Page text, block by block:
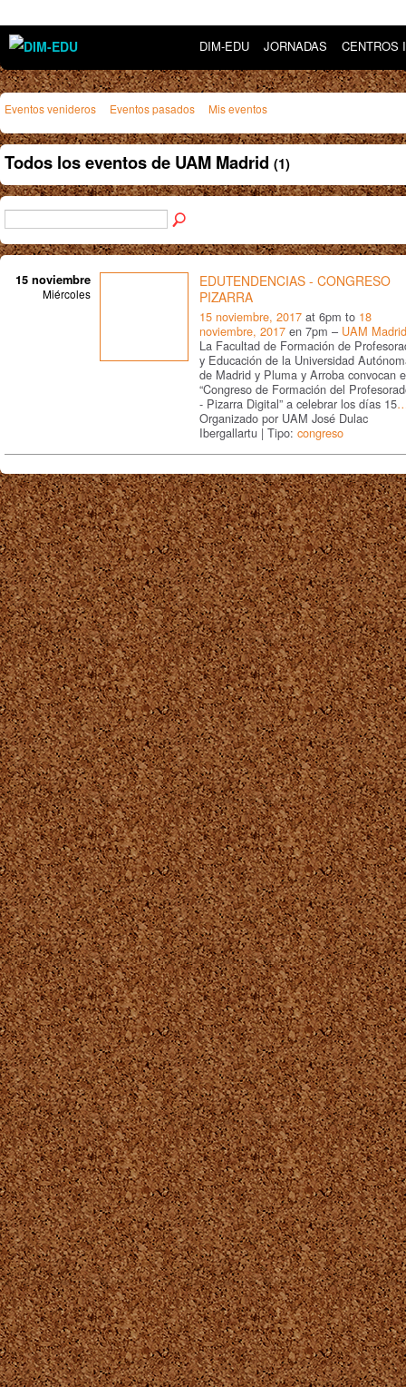
DIM-EDU JORNADAS CENTROS
Eventos venideros Eventos pasados Mis eventos
Todos los eventos de UAM Madrid (1)
15 noviembre
Miércoles
EDUTENDENCIAS - CONGRESO
PIZARRA
15 noviembre, 2017 at 6pm to 18
noviembre, 2017 en 7pm – UAM Madrid
La Facultad de Formación de
y Educación de la Universidad
de Madrid y Pluma y Arroba convocan
“Congreso de Formación del
- Pizarra Digital” a celebrar los días 15
Organizado por UAM José Dulac
Ibergallartu | Tipo: congreso